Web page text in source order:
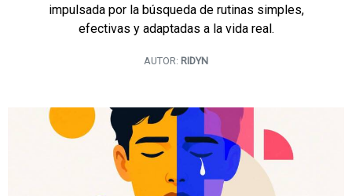
impulsada por la búsqueda de rutinas simples,
efectivas y adaptadas a la vida real.
AUTOR: RIDYN